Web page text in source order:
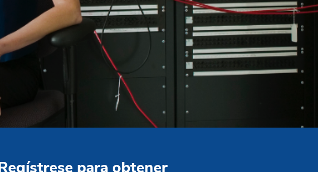
Regístrese para obtener